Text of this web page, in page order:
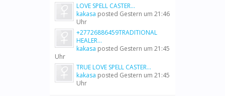
LOVE SPELL CASTER...
kakasa posted Gestern um 21:46
Uhr
+27726886459TRADITIONAL
HEALER...
kakasa posted Gestern um 21:45
Uhr
TRUE LOVE SPELL CASTER...
kakasa posted Gestern um 21:45
Uhr